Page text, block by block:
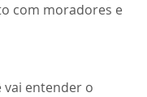
com moradores e
vai entender o